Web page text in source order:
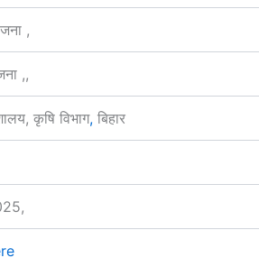
,
,,
कृषि विभाग, बिहार